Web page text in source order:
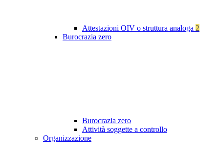
Attestazioni OIV o struttura analoga 2
Burocrazia zero
Burocrazia zero
Attività soggette a controllo
Organizzazione